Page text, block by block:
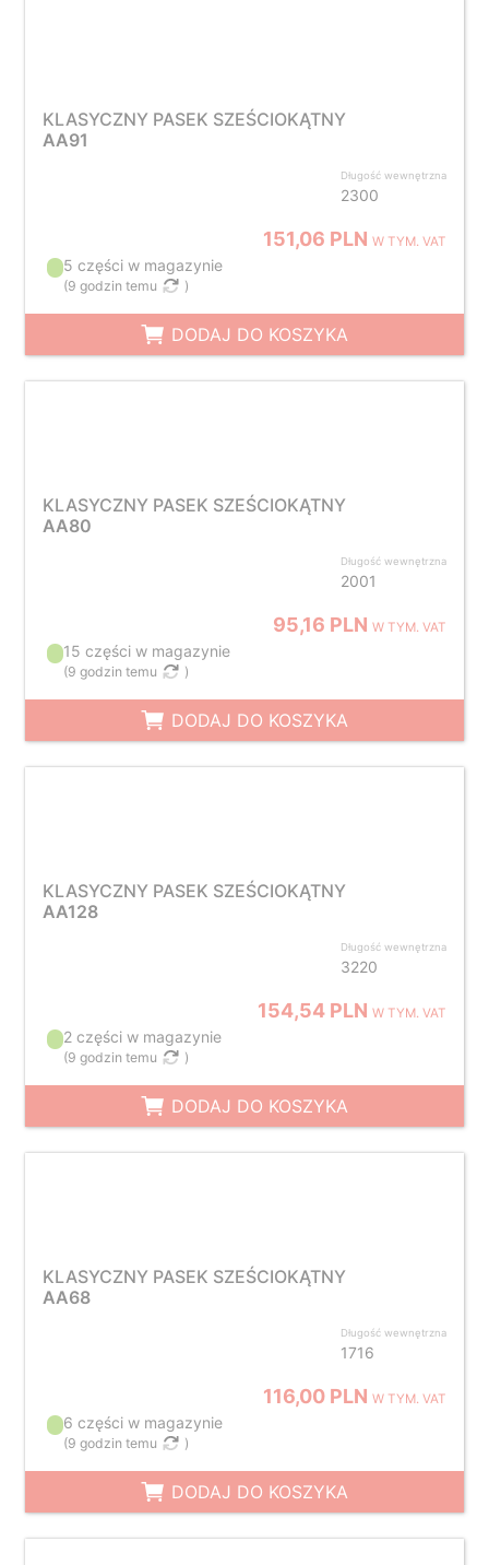
KLASYCZNY PASEK SZEŚCIOKĄTNY
AA91
Długość wewnętrzna
2300
151,06 PLNW TYM. VAT
5 części w magazynie
(9 godzin temu )
DODAJ DO KOSZYKA
KLASYCZNY PASEK SZEŚCIOKĄTNY
AA80
Długość wewnętrzna
2001
95,16 PLNW TYM. VAT
15 części w magazynie
(9 godzin temu )
DODAJ DO KOSZYKA
KLASYCZNY PASEK SZEŚCIOKĄTNY
AA128
Długość wewnętrzna
3220
154,54 PLNW TYM. VAT
2 części w magazynie
(9 godzin temu )
DODAJ DO KOSZYKA
KLASYCZNY PASEK SZEŚCIOKĄTNY
AA68
Długość wewnętrzna
1716
116,00 PLNW TYM. VAT
6 części w magazynie
(9 godzin temu )
DODAJ DO KOSZYKA